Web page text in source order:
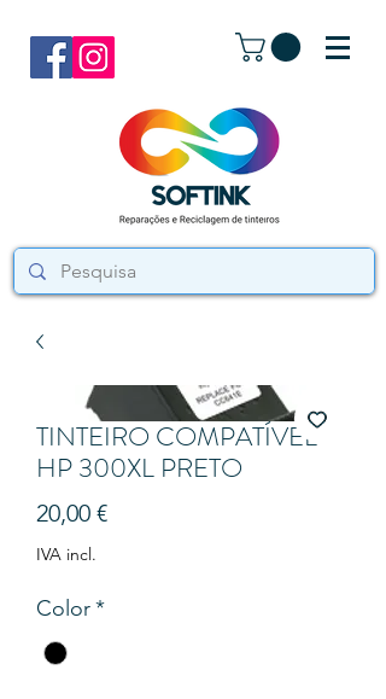
TINTEIRO COMPATÍVEL
HP 300XL PRETO
20,00 €Preço
IVA incl.
Color*